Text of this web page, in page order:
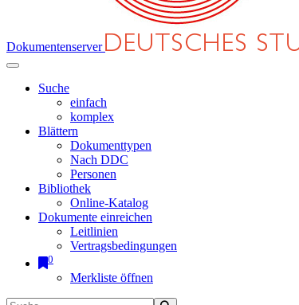
Dokumentenserver
Suche
einfach
komplex
Blättern
Dokumenttypen
Nach DDC
Personen
Bibliothek
Online-Katalog
Dokumente einreichen
Leitlinien
Vertragsbedingungen
0
Merkliste öffnen